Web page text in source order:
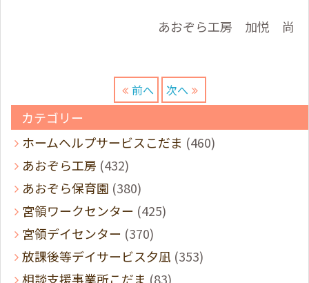
あおぞら工房 加悦 尚
前へ 次へ
カテゴリー
ホームヘルプサービスこだま (460)
あおぞら工房 (432)
あおぞら保育園 (380)
宮領ワークセンター (425)
宮領デイセンター (370)
放課後等デイサービス夕凪 (353)
相談支援事業所こだま (83)